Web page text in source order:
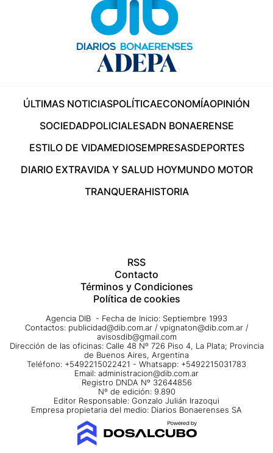
ÚLTIMAS NOTICIASPOLÍTICAECONOMÍAOPINIÓN
SOCIEDADPOLICIALESADN BONAERENSE
ESTILO DE VIDAMEDIOSEMPRESASDEPORTES
DIARIO EXTRAVIDA Y SALUD HOYMUNDO MOTOR
TRANQUERAHISTORIA
RSS
Contacto
Términos y Condiciones
Política de cookies
Agencia DIB - Fecha de Inicio: Septiembre 1993
Contactos: publicidad@dib.com.ar / vpignaton@dib.com.ar /
avisosdib@gmail.com
Dirección de las oficinas: Calle 48 Nº 726 Piso 4, La Plata; Provincia
de Buenos Aires, Argentina
Teléfono: +5492215022421 - Whatsapp: +5492215031783
Email: administracion@dib.com.ar
Registro DNDA Nº 32644856
Nº de edición: 9.890
Editor Responsable: Gonzalo Julián Irazoqui
Empresa propietaria del medio: Diarios Bonaerenses SA